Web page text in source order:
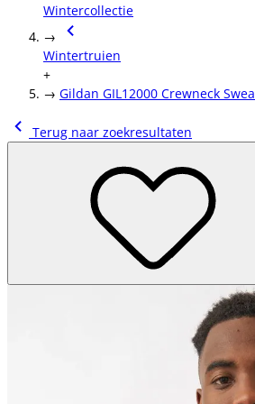
Wintercollectie
→
Wintertruien
+
→ Gildan GIL12000 Crewneck
Terug naar zoekresultaten